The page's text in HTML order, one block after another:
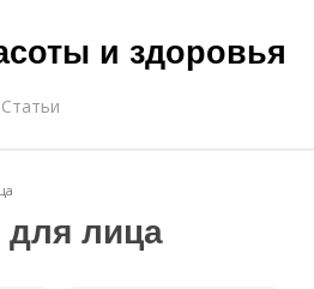
и здоровья
Статьи
для лица